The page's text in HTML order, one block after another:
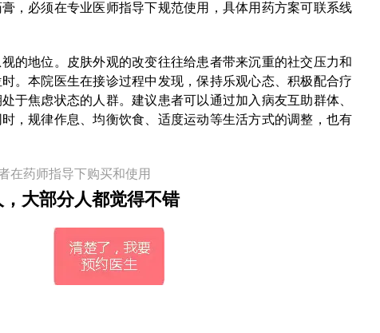
，必须在专业医师指导下规范使用，具体用药方案可联系线
的地位。皮肤外观的改变往往给患者带来沉重的社交压力和
。本院医生在接诊过程中发现，保持乐观心态、积极配合疗
于焦虑状态的人群。建议患者可以通过加入病友互助群体、
，规律作息、均衡饮食、适度运动等生活方式的调整，也有
在药师指导下购买和使用
大部分人都觉得不错